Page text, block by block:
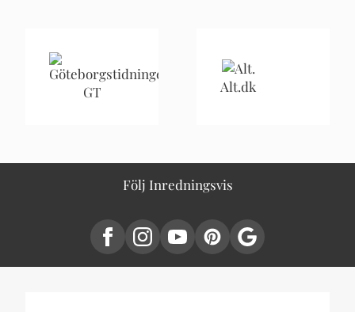
GT Alt.dk
Följ Inredningsvis